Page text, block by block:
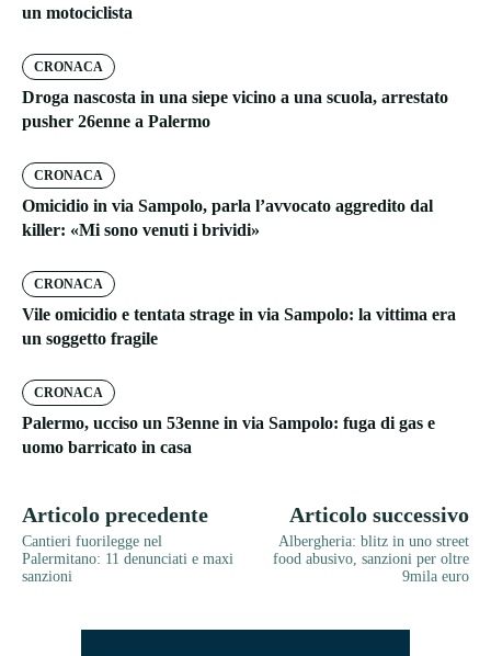
un motociclista
CRONACA
Droga nascosta in una siepe vicino a una scuola, arrestato
pusher 26enne a Palermo
CRONACA
Omicidio in via Sampolo, parla l’avvocato aggredito dal
killer: «Mi sono venuti i brividi»
CRONACA
Vile omicidio e tentata strage in via Sampolo: la vittima era
un soggetto fragile
CRONACA
Palermo, ucciso un 53enne in via Sampolo: fuga di gas e
uomo barricato in casa
Articolo precedente
Cantieri fuorilegge nel
Palermitano: 11 denunciati e maxi
sanzioni
Articolo successivo
Albergheria: blitz in uno street
food abusivo, sanzioni per oltre
9mila euro